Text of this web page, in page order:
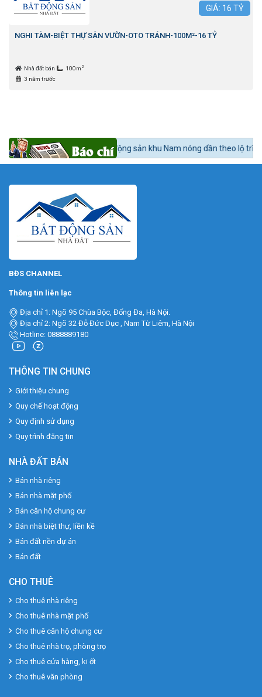
GIÁ: 16 TỶ
NGHI TÀM-BIỆT THỰ SÂN VƯỜN-OTO TRÁNH-100M²-16 TỶ
Nhà đất bán 100m 2
3 năm trước
24h BĐS:Bất động sản khu Nam nóng dần theo lộ trình lên quận
BĐS CHANNEL
Thông tin liên lạc
Địa chỉ 1: Ngõ 95 Chùa Bộc, Đống Đa, Hà Nội.
Địa chỉ 2: Ngõ 32 Đỗ Đức Dục , Nam Từ Liêm, Hà Nội
Hotline: 0888889180
THÔNG TIN CHUNG
Giới thiệu chung
Quy chế hoạt động
Quy định sử dụng
Quy trình đăng tin
NHÀ ĐẤT BÁN
Bán nhà riêng
Bán nhà mặt phố
Bán căn hộ chung cư
Bán nhà biệt thự, liền kề
Bán đất nền dự án
Bán đất
CHO THUÊ
Cho thuê nhà riêng
Cho thuê nhà mặt phố
Cho thuê căn hộ chung cư
Cho thuê nhà trọ, phòng trọ
Cho thuê cửa hàng, ki ốt
Cho thuê văn phòng